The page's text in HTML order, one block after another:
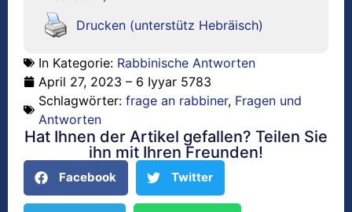
Drucken (unterstütz Hebräisch)
In Kategorie: Rabbinische Antworten
April 27, 2023 – 6 Iyyar 5783
Schlagwörter: frage an rabbiner, Fragen und
Antworten
Hat Ihnen der Artikel gefallen? Teilen Sie
ihn mit Ihren Freunden!
Facebook Twitter